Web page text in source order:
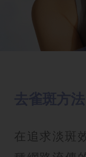
在追求淡斑